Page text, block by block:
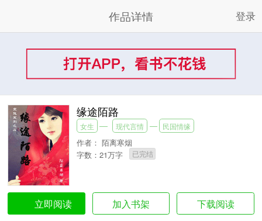
作品详情 登录
缘途陌路
女生 现代言情 民国情缘
作者： 陌离寒烟
字数：21万字
已完结
立即阅读 加入书架 下载阅读